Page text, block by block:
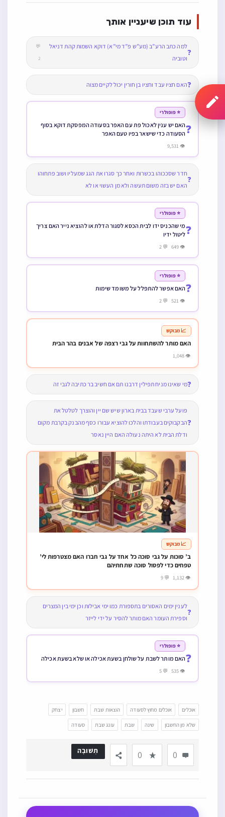
עוד תוכן שיעניין אותך
❓
למה כתב הרע”ב (מע”ש פ”ד מי”א) דוקא השמות קהת דניאל
וטוביה
💬
2
❓האם חציו עבד וחציו בן חורין יכול לקיים מצוה
❓
⭐ פופולרי
האם יש ענין לאכול פת עם האפר בסעודה המפסקת דוקא בסוף
הסעודה כדי שישאר בפיו טעם האפר
👁 9,531
❓
חדר שסככוהו בכשרות ואחר כך סגרו את הגג שמעליו ושוב פתחוהו
האם יש בזה משום תעשה ולא מן העשוי או לא
❓
⭐ פופולרי
מי שהכניס ידו לבית הכסא לסגור הדלת או להוציא נייר האם צריך
ליטול ידיו
👁 649 💬 2
❓
⭐ פופולרי
האם אפשר להתפלל על משומד שימות
👁 521 💬 2
📈 מבוקש
האם מותר להשתחוות על גבי רצפה של אבנים בהר הבית
👁 1,048
❓מי שאינו מניח תפילין דרבנו תם אם חשיב בר כתיבה לגבי זה
❓
פועל ערבי שעבד בבית בארון שיש שם יין והוצרך לטלטל את
הבקבוקים בעבודתו והלכו להוציא עבורו כסף מהבנק בקרבת מקום
ודלת הבית לא היתה נעולה האם היין נאסר
📈 מבוקש
ב’ סוכות על גבי סוכה כל אחד על גבי חברו האם מצטרפות לי’
טפחים כדי לפסול סוכה שתחתיהם
👁 1,132 💬 9
❓
לענין ימים האסורים בתספורת כמו ימי אבילות וכן ימי בין המצרים
וספירת העומר האם מותר להסיר על ידי לייזר
❓
⭐ פופולרי
האם מותר לשבת על שולחן בשעת אכילה או שלא בשעת אכילה
👁 535 💬 5
אוכלים אוכלים מחוץ לסעודה הוצאות שבת חשבון יצחק
סעודה עונג שבת שבת שינה שלא מן החשבון
0
0 תְשׁוּבָה